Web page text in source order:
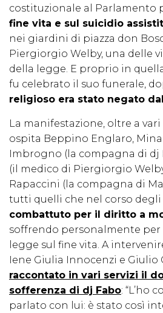
costituzionale al Parlamento
fine vita e sul suicidio
nei giardini di piazza don
Piergiorgio Welby, una delle
della legge. E proprio in
fu celebrato il suo funerale,
religioso era stato negato
La manifestazione, oltre a
ospita Beppino Englaro, Mina
Imbrogno (la compagna di dj
(il medico di Piergiorgio
Rapaccini (la compagna di
tutti quelli che nel corso degli
combattuto per il diritto a
soffrendo personalmente per
legge sul fine vita. A
Iene Giulia Innocenzi e Giulio
raccontato in vari servizi il
sofferenza di dj Fabo: “L’ho
parlato con lui: è stato così